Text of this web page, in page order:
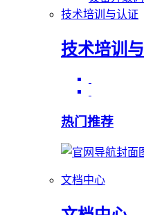
技术培训与认证
技术培训
热门推荐
文档中心